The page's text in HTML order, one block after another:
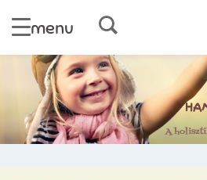
menu
A